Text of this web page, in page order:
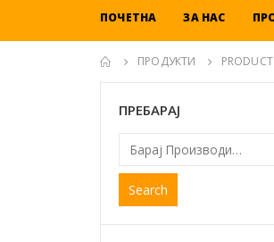
ПОЧЕТНА ЗА НАС
ПРОДУКТИ
ПРЕБАРАЈ
Search